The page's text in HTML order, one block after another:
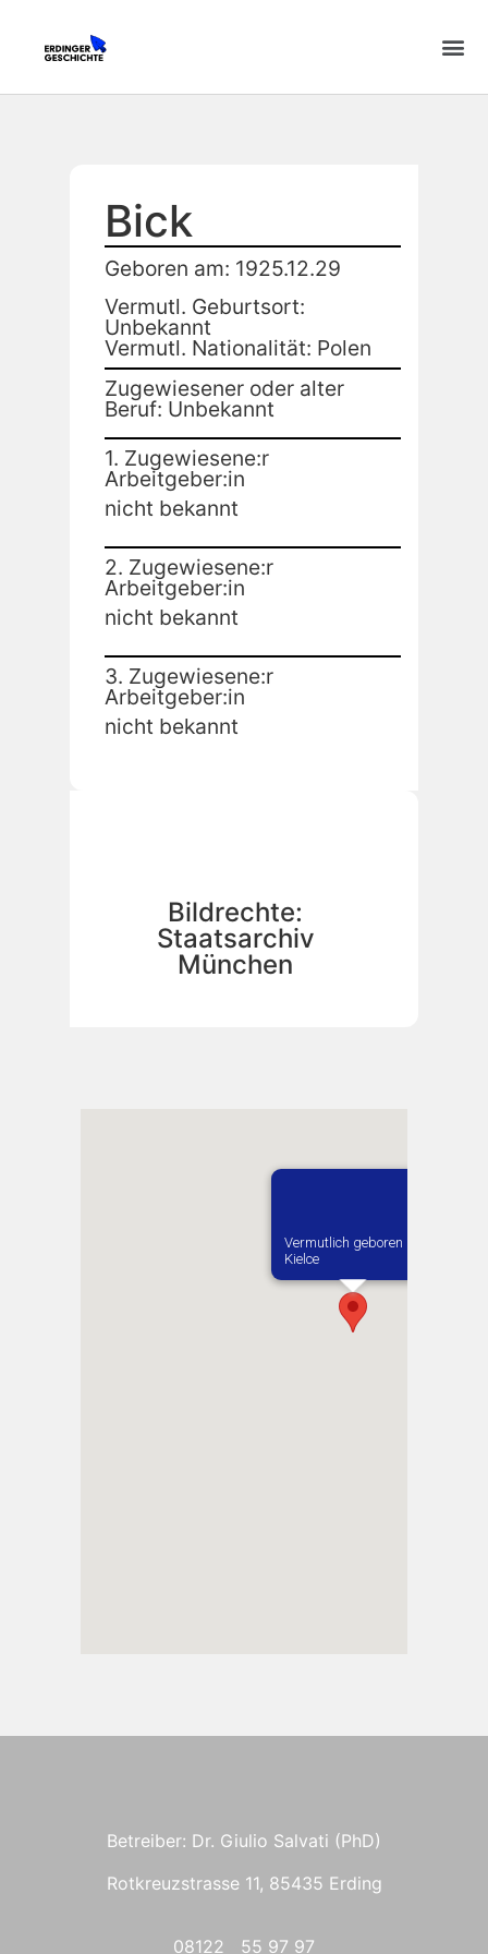
Bick
Geboren am: 1925.12.29
Vermutl. Geburtsort:
Unbekannt
Vermutl. Nationalität: Polen
Zugewiesener oder alter
Beruf: Unbekannt
1. Zugewiesene:r
Arbeitgeber:in
nicht bekannt
2. Zugewiesene:r
Arbeitgeber:in
nicht bekannt
3. Zugewiesene:r
Arbeitgeber:in
nicht bekannt
Bildrechte:
Staatsarchiv
München
Vermutlich geboren in
Kielce
Betreiber: Dr. Giulio Salvati (PhD)
Rotkreuzstrasse 11, 85435 Erding
08122 55 97 97